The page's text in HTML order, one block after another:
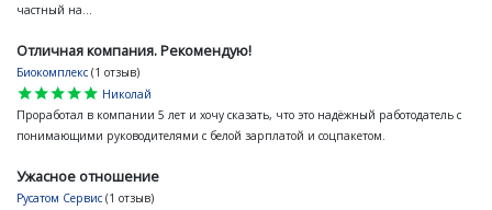
частный на...
Отличная компания. Рекомендую!
Биокомплекс (1 отзыв)
star
star
star
star
star
Николай
Проработал в компании 5 лет и хочу сказать, что это надёжный работодатель с
понимающими руководителями с белой зарплатой и соцпакетом.
Ужасное отношение
Русатом Сервис (1 отзыв)